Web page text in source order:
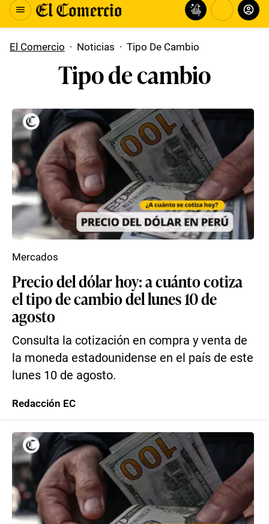
El Comercio · Noticias · Tipo De Cambio
Tipo de cambio
Precio del dólar hoy: a cuánto cotiza
el tipo de cambio del lunes 10 de
agosto
Consulta la cotización en compra y venta de
la moneda estadounidense en el país de este
lunes 10 de agosto.
Mercados
Redacción EC